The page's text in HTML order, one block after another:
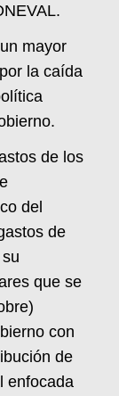
mayor
la caída
de los
del
de
que se
con
de
enfocada